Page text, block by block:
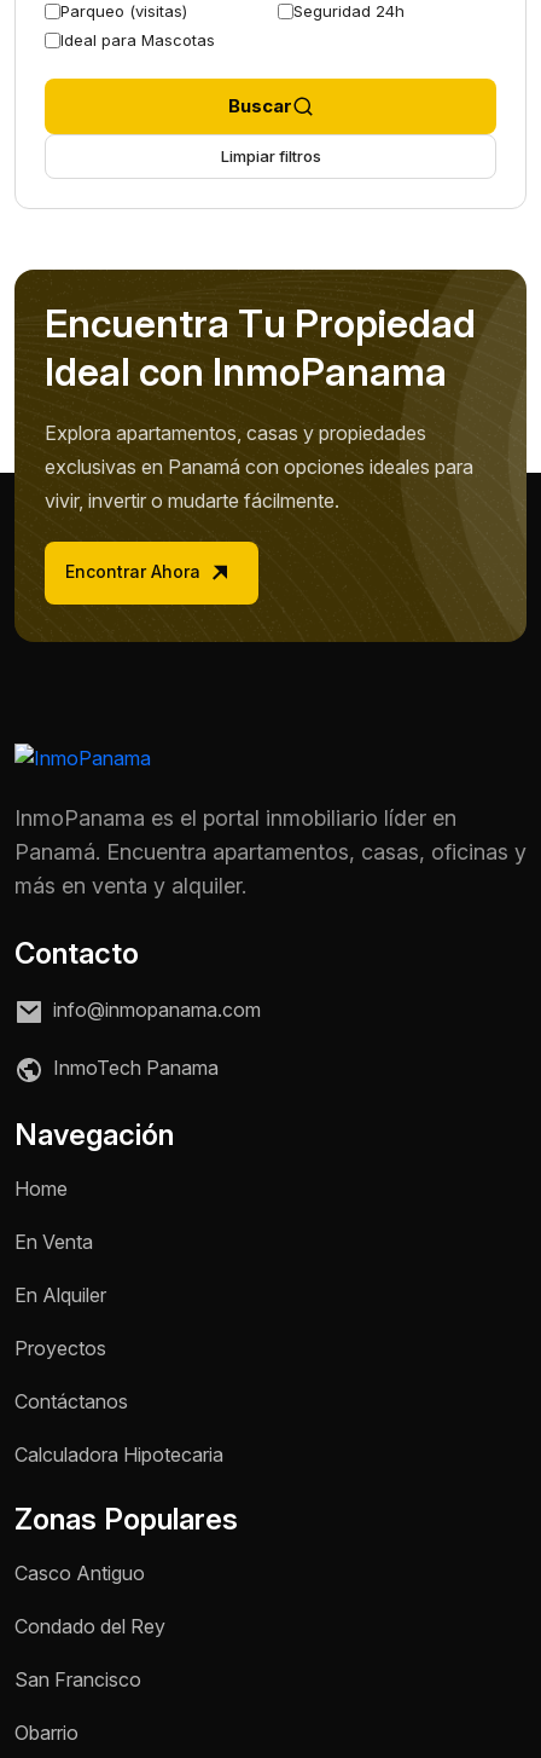
Teléfono / WhatsApp *
Parqueo (visitas)
Seguridad 24h
Ideal para Mascotas
Buscar
Limpiar filtros
Encuentra Tu Propiedad
Ideal con InmoPanama
Explora apartamentos, casas y propiedades
exclusivas en Panamá con opciones ideales para
vivir, invertir o mudarte fácilmente.
Encontrar Ahora
InmoPanama es el portal inmobiliario líder en
Panamá. Encuentra apartamentos, casas, oficinas y
más en venta y alquiler.
Contacto
info@inmopanama.com
InmoTech Panama
Navegación
Home
En Venta
En Alquiler
Proyectos
Contáctanos
Calculadora Hipotecaria
Zonas Populares
Casco Antiguo
Condado del Rey
San Francisco
Obarrio